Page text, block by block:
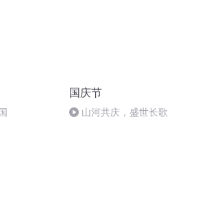
国庆节
山河共庆，盛世长歌